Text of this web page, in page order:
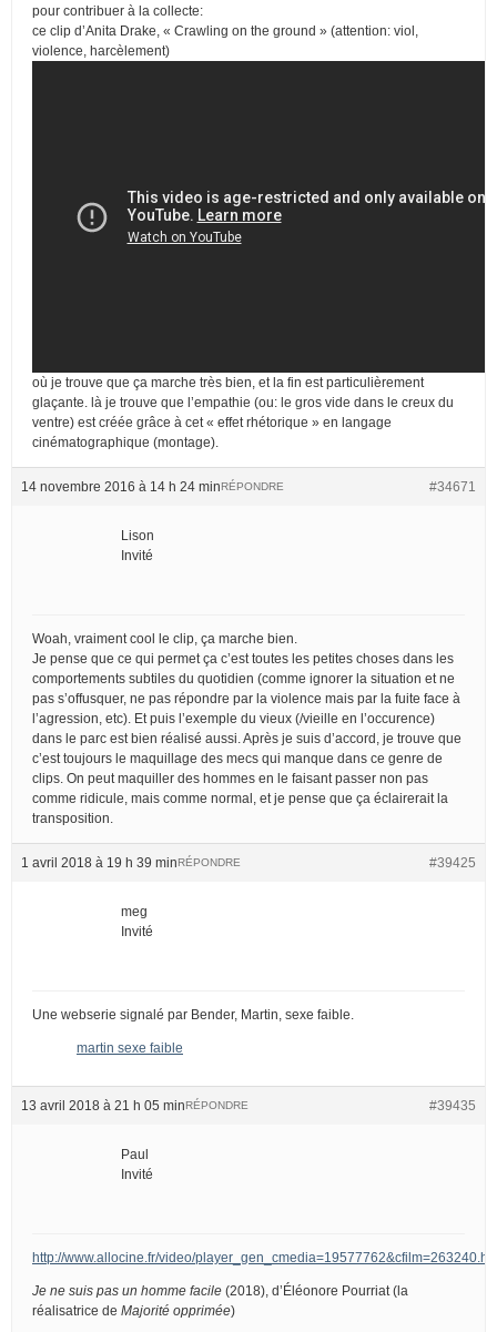
pour contribuer à la collecte:
ce clip d’Anita Drake, « Crawling on the ground » (attention: viol,
violence, harcèlement)
où je trouve que ça marche très bien, et la fin est particulièrement
glaçante. là je trouve que l’empathie (ou: le gros vide dans le creux du
ventre) est créée grâce à cet « effet rhétorique » en langage
cinématographique (montage).
14 novembre 2016 à 14 h 24 min #34671
RÉPONDRE
Lison
Invité
Woah, vraiment cool le clip, ça marche bien.
Je pense que ce qui permet ça c’est toutes les petites choses dans les
comportements subtiles du quotidien (comme ignorer la situation et ne
pas s’offusquer, ne pas répondre par la violence mais par la fuite face à
l’agression, etc). Et puis l’exemple du vieux (/vieille en l’occurence)
dans le parc est bien réalisé aussi. Après je suis d’accord, je trouve que
c’est toujours le maquillage des mecs qui manque dans ce genre de
clips. On peut maquiller des hommes en le faisant passer non pas
comme ridicule, mais comme normal, et je pense que ça éclairerait la
transposition.
1 avril 2018 à 19 h 39 min #39425
RÉPONDRE
meg
Invité
Une webserie signalé par Bender, Martin, sexe faible.
martin sexe faible
13 avril 2018 à 21 h 05 min #39435
RÉPONDRE
Paul
Invité
http://www.allocine.fr/video/
Je ne suis pas un homme facile (2018), d’Éléonore Pourriat (la
réalisatrice de Majorité opprimée)